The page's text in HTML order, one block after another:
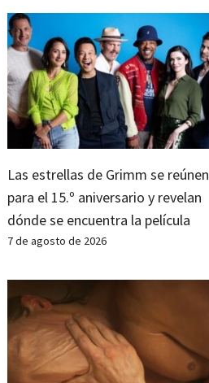
Las estrellas de Grimm se reúnen
para el 15.º aniversario y revelan
dónde se encuentra la película
7 de agosto de 2026